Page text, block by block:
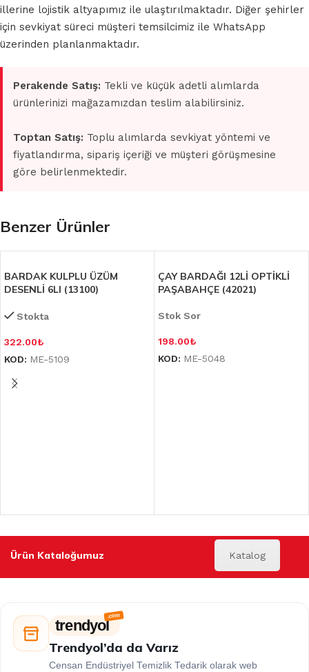
illerine lojistik altyapımız ile ulaştırılmaktadır. Diğer şehirler
için sevkiyat süreci müşteri temsilcimiz ile WhatsApp
üzerinden planlanmaktadır.
Perakende Satış: Tekli ve küçük adetli alımlarda
ürünlerinizi mağazamızdan teslim alabilirsiniz.
Toptan Satış: Toplu alımlarda sevkiyat yöntemi ve
fiyatlandırma, sipariş içeriği ve müşteri görüşmesine
göre belirlenmektedir.
Benzer Ürünler
BARDAK KULPLU ÜZÜM
DESENLİ 6LI (13100)
Stokta
322.00₺
KOD: ME-5109
ÇAY BARDAĞI 12Lİ OPTİKLİ
PAŞABAHÇE (42021)
Stok Sor
198.00₺
KOD: ME-5048
Ürün Kataloğumuz Katalog
trendyol
Trendyol’da da Varız
Censan Endüstriyel Temizlik Tedarik olarak web